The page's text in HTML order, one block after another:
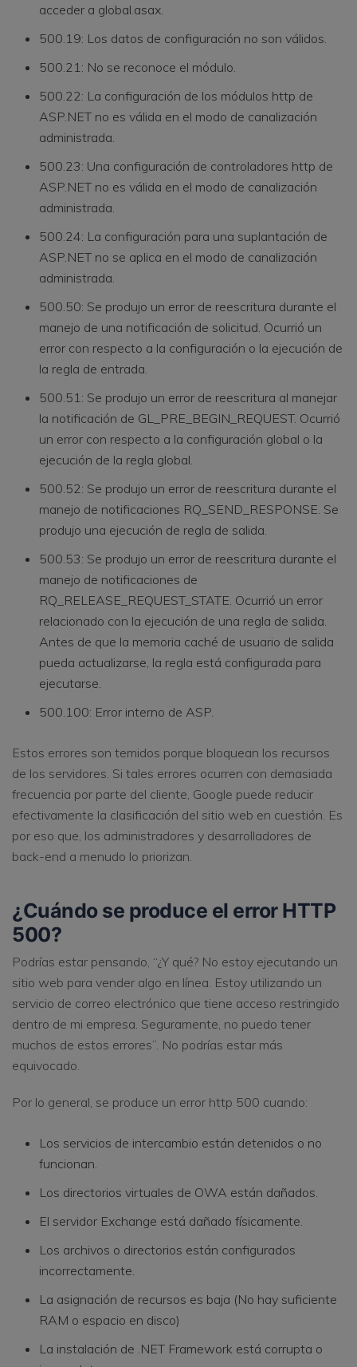
acceder a global.asax.
500.19: Los datos de configuración no son válidos.
500.21: No se reconoce el módulo.
500.22: La configuración de los módulos http de
ASP.NET no es válida en el modo de canalización
administrada.
500.23: Una configuración de controladores http de
ASP.NET no es válida en el modo de canalización
administrada.
500.24: La configuración para una suplantación de
ASP.NET no se aplica en el modo de canalización
administrada.
500.50: Se produjo un error de reescritura durante el
manejo de una notificación de solicitud. Ocurrió un
error con respecto a la configuración o la ejecución de
la regla de entrada.
500.51: Se produjo un error de reescritura al manejar
la notificación de GL_PRE_BEGIN_REQUEST. Ocurrió
un error con respecto a la configuración global o la
ejecución de la regla global.
500.52: Se produjo un error de reescritura durante el
manejo de notificaciones RQ_SEND_RESPONSE. Se
produjo una ejecución de regla de salida.
500.53: Se produjo un error de reescritura durante el
manejo de notificaciones de
RQ_RELEASE_REQUEST_STATE. Ocurrió un error
relacionado con la ejecución de una regla de salida.
Antes de que la memoria caché de usuario de salida
pueda actualizarse, la regla está configurada para
ejecutarse.
500.100: Error interno de ASP.
Estos errores son temidos porque bloquean los recursos
de los servidores. Si tales errores ocurren con demasiada
frecuencia por parte del cliente, Google puede reducir
efectivamente la clasificación del sitio web en cuestión. Es
por eso que, los administradores y desarrolladores de
back-end a menudo lo priorizan.
¿Cuándo se produce el error HTTP
500?
Podrías estar pensando, “¿Y qué? No estoy ejecutando un
sitio web para vender algo en línea. Estoy utilizando un
servicio de correo electrónico que tiene acceso restringido
dentro de mi empresa. Seguramente, no puedo tener
muchos de estos errores”. No podrías estar más
equivocado.
Por lo general, se produce un error http 500 cuando:
Los servicios de intercambio están detenidos o no
funcionan.
Los directorios virtuales de OWA están dañados.
El servidor Exchange está dañado físicamente.
Los archivos o directorios están configurados
incorrectamente.
La asignación de recursos es baja (No hay suficiente
RAM o espacio en disco)
La instalación de .NET Framework está corrupta o